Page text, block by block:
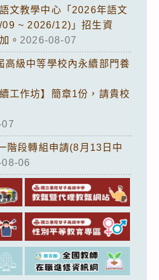
文教學中心「2026年語文
~ 2026/12)」招生資
。 2026-08-07
高級中等學校內永續部門養
工作坊】簡章1份，請貴校
階段轉組申請(8月13日中
06